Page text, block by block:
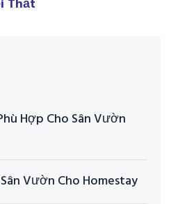
Thất
Hợp Cho Sân Vườn
Vườn Cho Homestay